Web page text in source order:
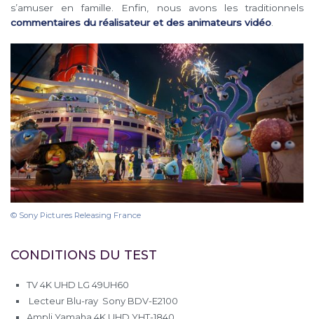
s’amuser en famille. Enfin, nous avons les traditionnels
commentaires du réalisateur et des animateurs vidéo.
© Sony Pictures Releasing France
CONDITIONS DU TEST
TV 4K UHD LG 49UH60
Lecteur Blu-ray Sony BDV-E2100